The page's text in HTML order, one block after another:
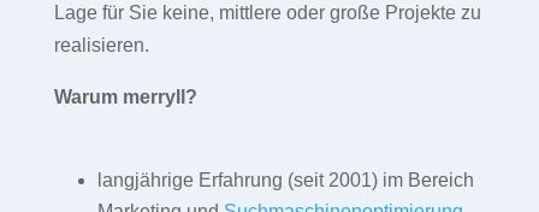
Lage für Sie keine, mittlere oder große Projekte zu
realisieren.
Warum merryll?
langjährige Erfahrung (seit 2001) im Bereich